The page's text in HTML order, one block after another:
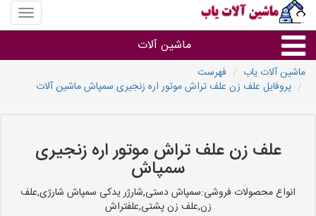
منوی
سایت
آلات
ماشین آلات
ماشین آلات
ماشین آلات
ماشین آلات یاب
فهرست
پروفایل علف زن علف تراش موتور اره زنجیری سمپاش ماشین آلات
علف زن علف تراش موتور اره زنجیری
سمپاش
انواع محصولات فروشی:سمپاش دستی,شارژر یدکی سمپاش شارژی,علف
زن,علف زن پشتی,علفتراش